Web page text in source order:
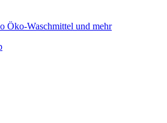
Öko-Waschmittel und mehr